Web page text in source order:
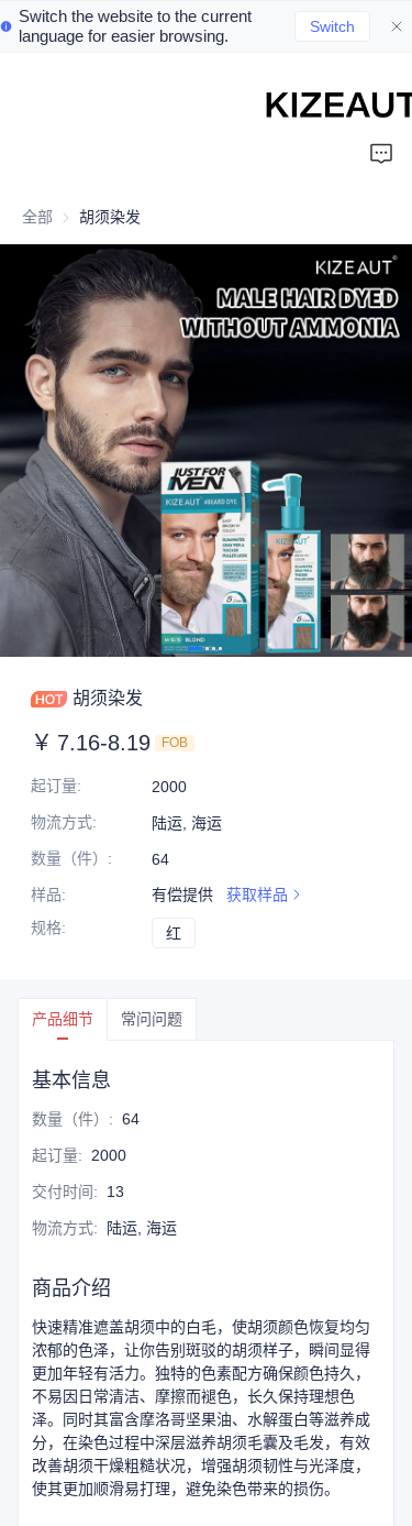
Switch the website to the current
language for easier browsing.
Switch
全部 胡须染发
胡须染发
￥ 7.16-8.19 FOB
起订量:
2000
物流方式:
陆运, 海运
数量（件） :
64
样品: 有偿提供
获取样品
规格: 红
产品细节 常问问题
基本信息
数量（件） : 64
起订量: 2000
交付时间: 13
物流方式: 陆运, 海运
商品介绍
快速精准遮盖胡须中的白毛，使胡须颜色恢复均匀
浓郁的色泽，让你告别斑驳的胡须样子，瞬间显得
更加年轻有活力。独特的色素配方确保颜色持久，
不易因日常清洁、摩擦而褪色，长久保持理想色
泽。同时其富含摩洛哥坚果油、水解蛋白等滋养成
分，在染色过程中深层滋养胡须毛囊及毛发，有效
改善胡须干燥粗糙状况，增强胡须韧性与光泽度，
使其更加顺滑易打理，避免染色带来的损伤。
hair mud
Perm cream